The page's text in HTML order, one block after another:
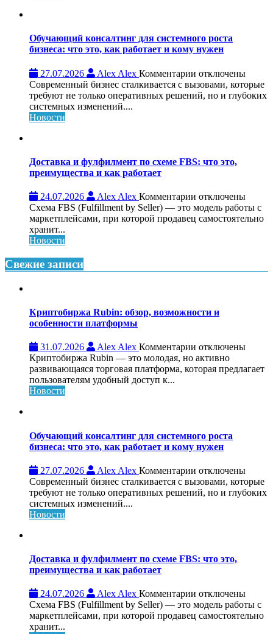
платформы
Обучающий консалтинг для системного роста
бизнеса: что это, как работает и кому нужен
27.07.2026 Alex Alex Комментарии к
записи
Обучающий
что
работает
и
кому
нужен
отключены
Современный бизнес сталкивается с вызовами, которые
требуют не только оперативных решений, но и глубоких
системных изменений....
Новости
Доставка и фулфилмент по схеме FBS: что это,
преимущества и как работает
24.07.2026 Alex Alex Комментарии к
записи
Доставка
FBS:
и
отключены
Схема FBS (Fulfillment by Seller) — это модель работы с
маркетплейсами, при которой продавец самостоятельно
хранит...
Новости
Свежие записи
Криптобиржа Rubin: обзор, возможности и
особенности платформы
31.07.2026 Alex Alex Комментарии к
записи
Криптобиржа
платформы
отключены
Криптобиржа Rubin — это молодая, но активно
развивающаяся торговая платформа, которая предлагает
пользователям удобный доступ к...
Новости
Обучающий консалтинг для системного роста
бизнеса: что это, как работает и кому нужен
27.07.2026 Alex Alex Комментарии к
записи
Обучающий
что
работает
и
кому
нужен
отключены
Современный бизнес сталкивается с вызовами, которые
требуют не только оперативных решений, но и глубоких
системных изменений....
Новости
Доставка и фулфилмент по схеме FBS: что это,
преимущества и как работает
24.07.2026 Alex Alex Комментарии к
записи
Доставка
отключены
Схема FBS (Fulfillment by Seller) — это модель работы с
маркетплейсами, при которой продавец самостоятельно
хранит...